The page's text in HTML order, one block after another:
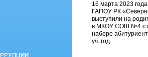
16 марта 2023
ГАПОУ РК
выступили на
в МКОУ СОШ №4 с
наборе
уч. год.